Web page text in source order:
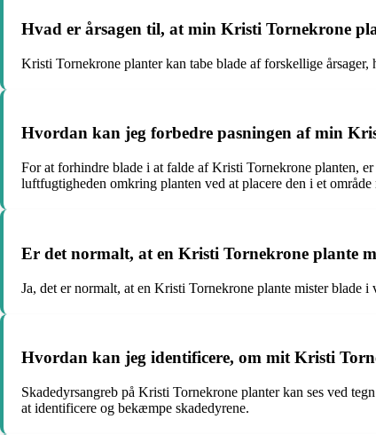
Hvad er årsagen til, at min Kristi Tornekrone
Kristi Tornekrone planter kan tabe blade af forskellige
Hvordan kan jeg forbedre pasningen af min
For at forhindre blade i at falde af Kristi Tornekrone planten,
luftfugtigheden omkring planten ved at placere den i et
Er det normalt, at en Kristi Tornekrone plante
Ja, det er normalt, at en Kristi Tornekrone plante mister blade
Hvordan kan jeg identificere, om mit Kristi
Skadedyrsangreb på Kristi Tornekrone planter kan ses ved
at identificere og bekæmpe skadedyrene.